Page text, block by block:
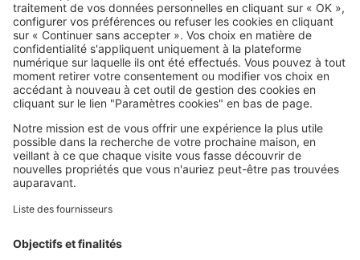
SeLoger c'est aussi
Retrouvez-nous sur ...